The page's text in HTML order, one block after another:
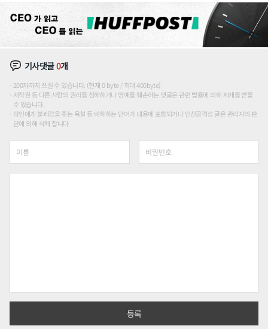
기사댓글0개
200자까지 쓰실 수 있습니다. (현재 0 byte / 최대 400byte)
저작권 등 다른 사람의 권리를 침해하거나 명예를 훼손하는 댓글은 관련 법률에 의해 제재를 받을
수 있습니다.
타인에게 불쾌감을 주는 욕설 등 비하하는 단어가 내용에 포함되거나 인신공격성 글은 관리자의 판
단에 의해 삭제 합니다.